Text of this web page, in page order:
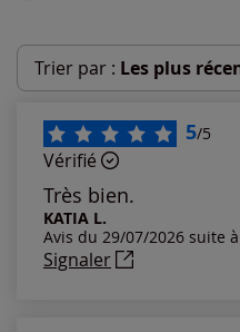
Trier par : Les plus
Les plus récents
Les plus anciens
Notes les plus élevées
5/5
Vérifié
Très bien.
KATIA L.
Avis du 29/07/2026 suite
Signaler